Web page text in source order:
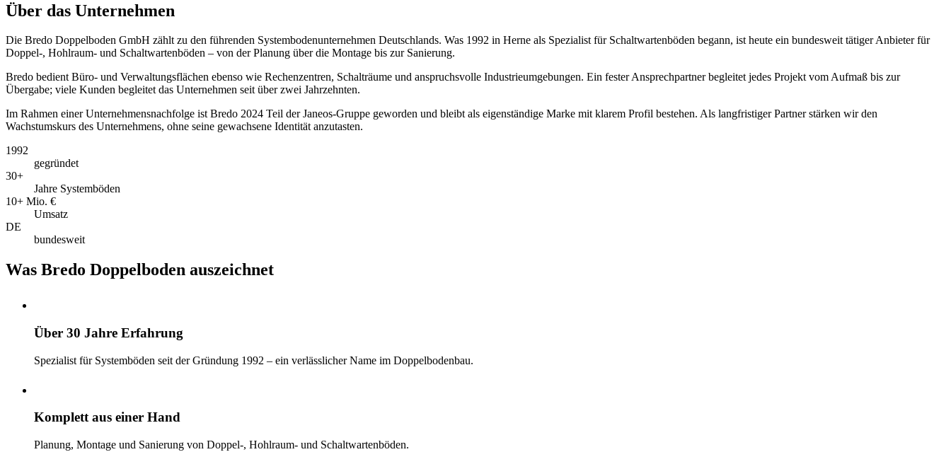
Über das Unternehmen
Die Bredo Doppelboden GmbH zählt zu den führenden Systembodenunternehmen Deutschlands. Was 1992 in Herne als Spezialist für Schaltwartenböden begann, ist heute ein bundesweit tätiger Anbieter für
Doppel-, Hohlraum- und Schaltwartenböden – von der Planung über die Montage bis zur Sanierung.
Bredo bedient Büro- und Verwaltungsflächen ebenso wie Rechenzentren, Schalträume und anspruchsvolle Industrieumgebungen. Ein fester Ansprechpartner begleitet jedes Projekt vom Aufmaß bis zur
Übergabe; viele Kunden begleitet das Unternehmen seit über zwei Jahrzehnten.
Im Rahmen einer Unternehmensnachfolge ist Bredo 2024 Teil der Janeos-Gruppe geworden und bleibt als eigenständige Marke mit klarem Profil bestehen. Als langfristiger Partner stärken wir den
Wachstumskurs des Unternehmens, ohne seine gewachsene Identität anzutasten.
1992
gegründet
30+
Jahre Systemböden
10+ Mio. €
Umsatz
DE
bundesweit
Was Bredo Doppelboden auszeichnet
Über 30 Jahre Erfahrung
Spezialist für Systemböden seit der Gründung 1992 – ein verlässlicher Name im Doppelbodenbau.
Komplett aus einer Hand
Planung, Montage und Sanierung von Doppel-, Hohlraum- und Schaltwartenböden.